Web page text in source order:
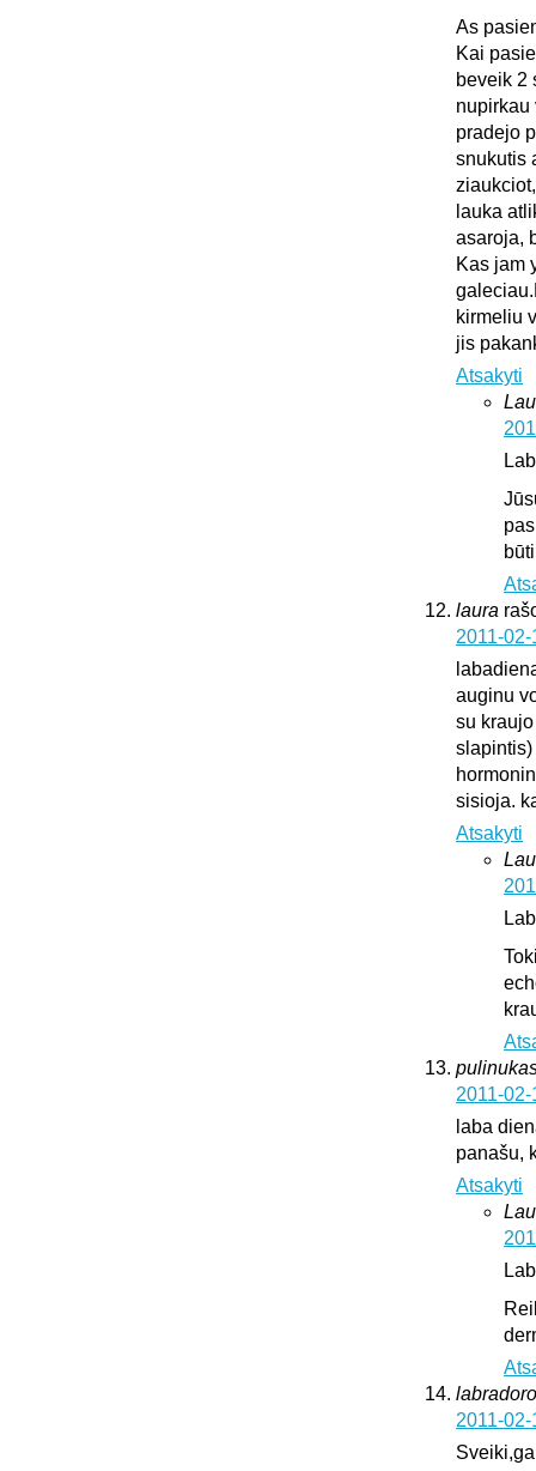
As
Kai
beveik 2
nupirkau
pradejo
snukutis
lauka
asaroja,
Kas jam
kirmeliu
jis
Atsakyti
laura
2011-
auginu
su
sisioja.
Atsakyti
2011-
laba
panašu,
Atsakyti
2011-